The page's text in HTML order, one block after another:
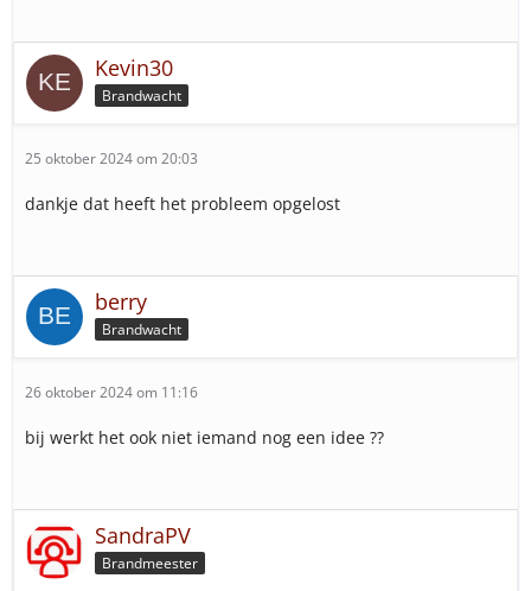
Kevin30
Brandwacht
25 oktober 2024 om 20:03
dankje dat heeft het probleem opgelost
berry
Brandwacht
26 oktober 2024 om 11:16
bij werkt het ook niet iemand nog een idee ??
SandraPV
Brandmeester